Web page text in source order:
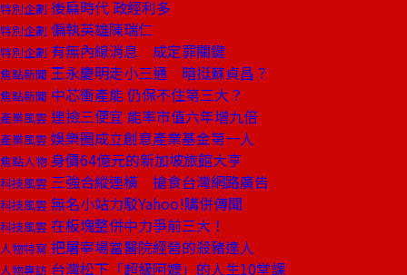
特別企劃 後扁時代 政經利多
特別企劃 偏執英雄陳瑞仁
特別企劃 有無內線消息 成定罪關鍵
焦點新聞 王永慶明走小三通 暗挺蘇貞昌？
焦點新聞 中芯衝產能 仍保不住第三大？
產業風雲 連撿三便宜 能率市值六年增九倍
產業風雲 娛樂圈成立創意產業基金第一人
焦點人物 身價64億元的新加坡旅館大亨
科技風雲 三強合縱連橫 搶食台灣網路廣告
科技風雲 無名小站力駁Yahoo!購併傳聞
科技風雲 在板塊整併中力爭前三大！
人物特寫 把屠宰場當醫院經營的殺豬達人
人物專訪 台灣松下「超級阿嬤」的人生10堂課